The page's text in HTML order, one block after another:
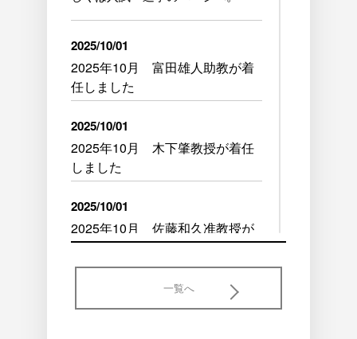
2025/10/01
2025年10月 富田雄人助教が着
任しました
2025/10/01
2025年10月 木下肇教授が着任
しました
2025/10/01
2025年10月 佐藤和久准教授が
着任しました
一覧へ